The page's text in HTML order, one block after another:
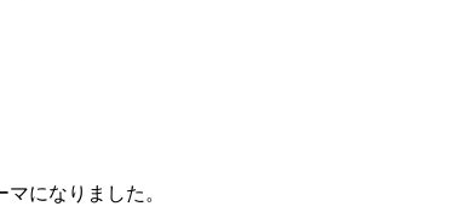
になりました。